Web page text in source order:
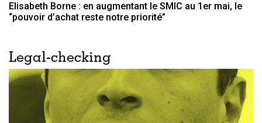
Elisabeth Borne : en augmentant le SMIC au 1er mai, le
“pouvoir d’achat reste notre priorité”
Legal-checking